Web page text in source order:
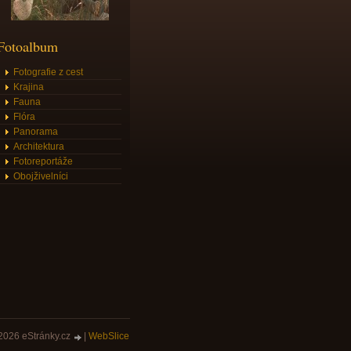
Fotografie z cest
Krajina
Fauna
Flóra
Panorama
Architektura
Fotoreportáže
Obojživelníci
eStránky.cz WebSlice